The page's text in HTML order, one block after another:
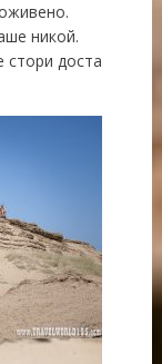
никой.
доста